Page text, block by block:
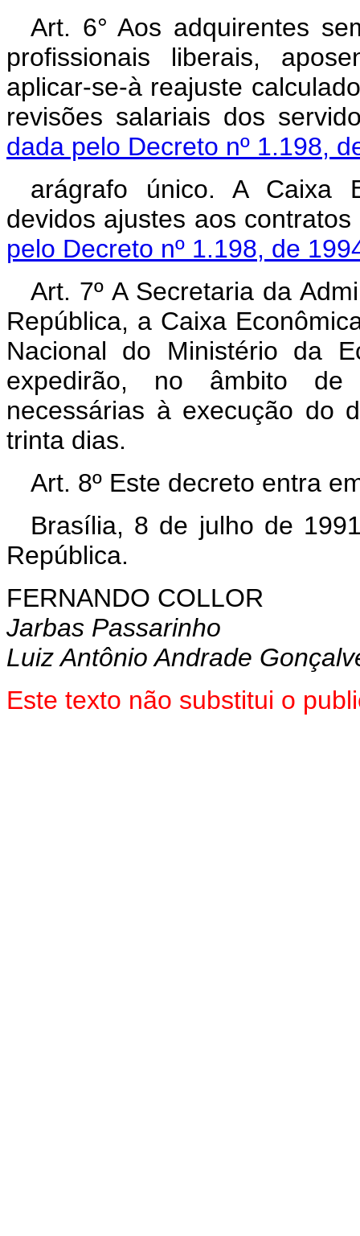
Art. 6° Aos adquirentes
profissionais liberais,
aplicar-se-à reajuste
revisões salariais dos
dada pelo Decreto nº 1.198,
arágrafo único. A Caixa
devidos ajustes aos
pelo Decreto nº 1.198, de
Art. 7º A Secretaria da
República, a Caixa
Nacional do Ministério da
expedirão, no âmbito de
necessárias à execução do
trinta dias.
Art. 8º Este decreto entra
Brasília, 8 de julho de
República.
FERNANDO COLLOR
Jarbas Passarinho
Luiz Antônio Andrade
Este texto não substitui o